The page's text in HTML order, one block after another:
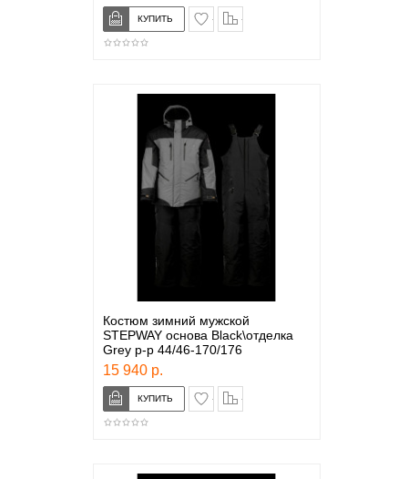
в закладки
Костюм зимний мужской
STEPWAY основа Black\отделка
Grey р-р 44/46-170/176
15 940 р.
в закладки